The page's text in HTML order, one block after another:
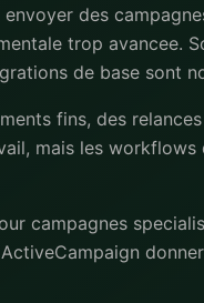
des
trop avancee.
de base sont
fins, des
mais les
campagnes